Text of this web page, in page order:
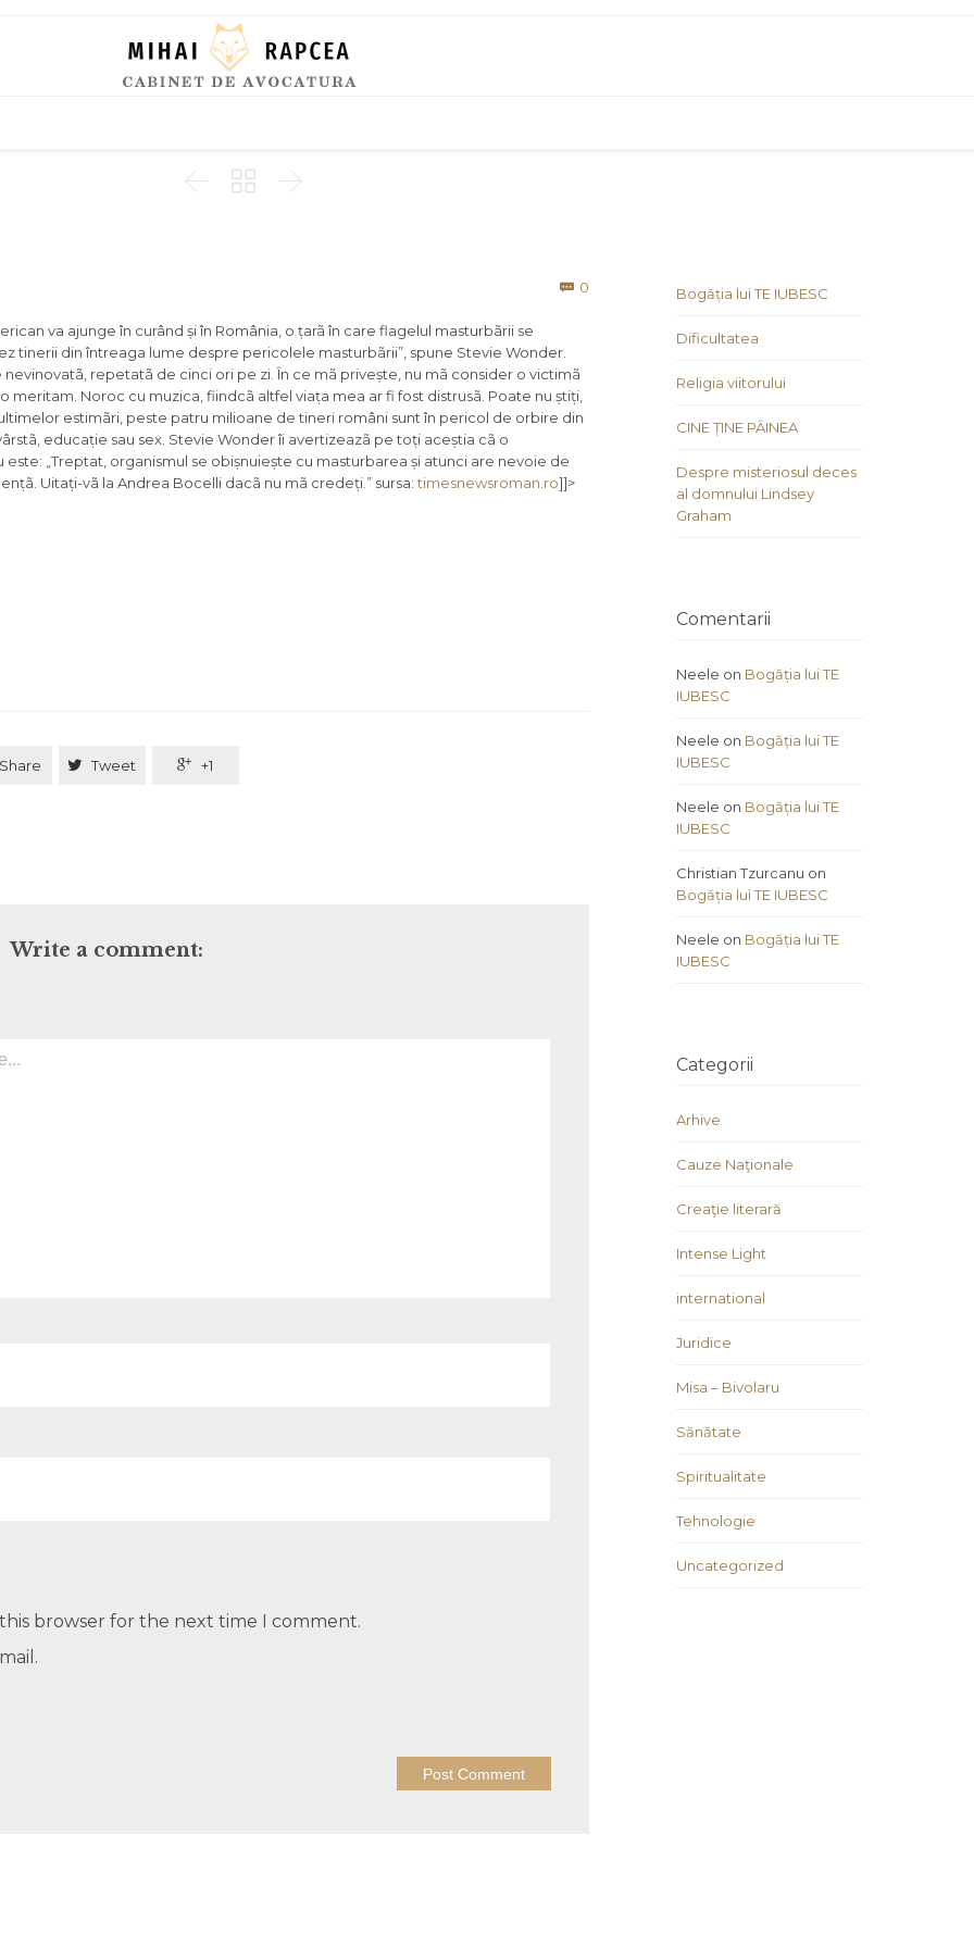
  
 0
va ajunge în curând și în România, o țarã în care flagelul masturbãrii se
tinerii din întreaga lume despre pericolele masturbãrii”, spune Stevie Wonder.
repetatã de cinci ori pe zi. În ce mã privește, nu mã consider o victimã
Noroc cu muzica, fiindcã altfel viața mea ar fi fost distrusã. Poate nu știți,
estimãri, peste patru milioane de tineri români sunt în pericol de orbire din
educație sau sex. Stevie Wonder îi avertizeazã pe toți aceștia cã o
„Treptat, organismul se obișnuiește cu masturbarea și atunci are nevoie de
Uitați-vã la Andrea Bocelli dacã nu mã credeți.” sursa:timesnewsroman.ro]]>
Share  Tweet  +1
Write a comment:
browser for the next time I comment.
Bogăția lui TE IUBESC
Dificultatea
Religia viitorului
CINE ȚINE PÂINEA
Despre misteriosul deces
al domnului Lindsey
Graham
Comentarii
Neele on Bogăția lui TE
IUBESC
Neele on Bogăția lui TE
IUBESC
Neele on Bogăția lui TE
IUBESC
Christian Tzurcanu on
Bogăția lui TE IUBESC
Neele on Bogăția lui TE
IUBESC
Categorii
Arhive
Cauze Naţionale
Creaţie literară
Intense Light
international
Juridice
Misa – Bivolaru
Sănătate
Spiritualitate
Tehnologie
Uncategorized